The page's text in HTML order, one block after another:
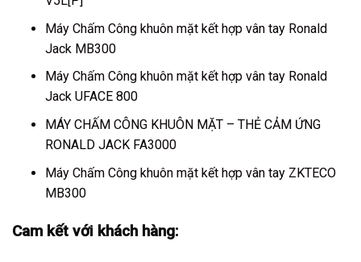
Máy Chấm Công khuôn mặt kết hợp vân tay Ronald
Jack MB300
Máy Chấm Công khuôn mặt kết hợp vân tay Ronald
Jack UFACE 800
MÁY CHẤM CÔNG KHUÔN MẶT – THẺ CẢM ỨNG
RONALD JACK FA3000
Máy Chấm Công khuôn mặt kết hợp vân tay ZKTECO
MB300
Cam kết với khách hàng: